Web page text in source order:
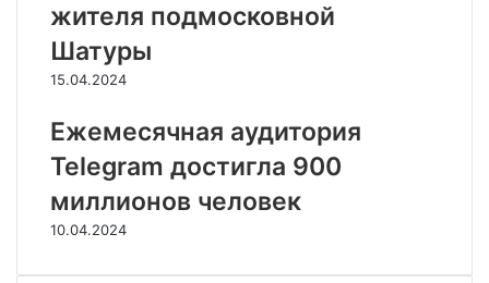
жителя подмосковной
Шатуры
15.04.2024
Ежемесячная аудитория
Telegram достигла 900
миллионов человек
10.04.2024